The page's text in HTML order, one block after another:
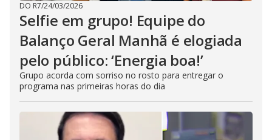
DO R7/24/03/2026
Selfie em grupo! Equipe do
Balanço Geral Manhã é elogiada
pelo público: ‘Energia boa!’
Grupo acorda com sorriso no rosto para entregar o
programa nas primeiras horas do dia